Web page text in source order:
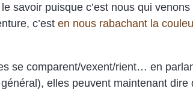
savoir puisque c’est nous qui
c’est en nous rabachant la
se comparent/vexent/rient… en
elles peuvent maintenant